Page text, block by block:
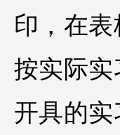
印，在
按实际
开具的